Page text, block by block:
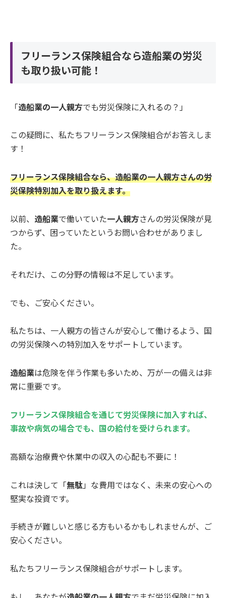
フリーランス保険組合なら造船業の労災
も取り扱い可能！
「造船業の一人親方でも労災保険に入れるの？」
この疑問に、私たちフリーランス保険組合がお答えしま
す！
フリーランス保険組合なら、造船業の一人親方さんの労
災保険特別加入を取り扱えます。
以前、 造船業で働いていた一人親方さんの労災保険が見
つからず、困っていたというお問い合わせがありまし
た。
それだけ、この分野の情報は不足しています。
でも、ご安心ください。
私たちは、一人親方の皆さんが安心して働けるよう、国
の労災保険への特別加入をサポートしています。
造船業は危険を伴う作業も多いため、万が一の備えは非
常に重要です。
フリーランス保険組合を通じて労災保険に加入すれば、
事故や病気の場合でも、国の給付を受けられます。
高額な治療費や休業中の収入の心配も不要に！
これは決して「無駄」な費用ではなく、未来の安心への
堅実な投資です。
手続きが難しいと感じる方もいるかもしれませんが、ご
安心ください。
私たちフリーランス保険組合がサポートします。